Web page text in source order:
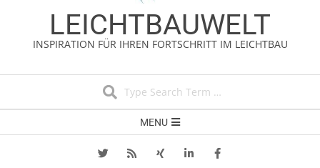
LEICHTBAUWELT
INSPIRATION FÜR IHREN FORTSCHRITT IM LEICHTBAU
Navigation
MENU